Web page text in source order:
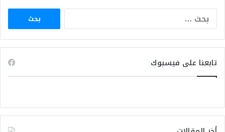
البحث
تابعنا على فيسبوك